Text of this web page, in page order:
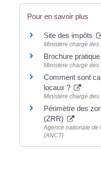
Pour en savoir plus
Site des impôts
Ministère chargé des
Brochure
Ministère chargé des
Comment sont
locaux ?
Ministère chargé des
Périmètre des
(ZRR)
Agence nationale de
(ANCT)